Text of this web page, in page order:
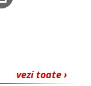
vezi toate ›